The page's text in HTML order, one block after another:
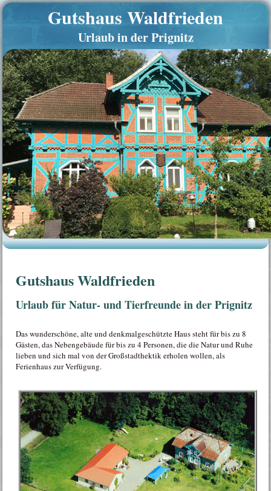
Gutshaus Waldfrieden
Urlaub in der Prignitz
Gutshaus Waldfrieden
Urlaub für Natur- und Tierfreunde in der Prignitz
Das wunderschöne, alte und denkmalgeschützte Haus steht für bis zu 8
Gästen, das Nebengebäude für bis zu 4 Personen, die die Natur und Ruhe
lieben und sich mal von der Großstadthektik erholen wollen, als
Ferienhaus zur Verfügung.